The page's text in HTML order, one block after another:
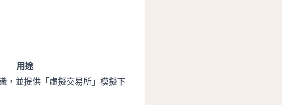
用途
，並提供「虛擬交易所」模擬下